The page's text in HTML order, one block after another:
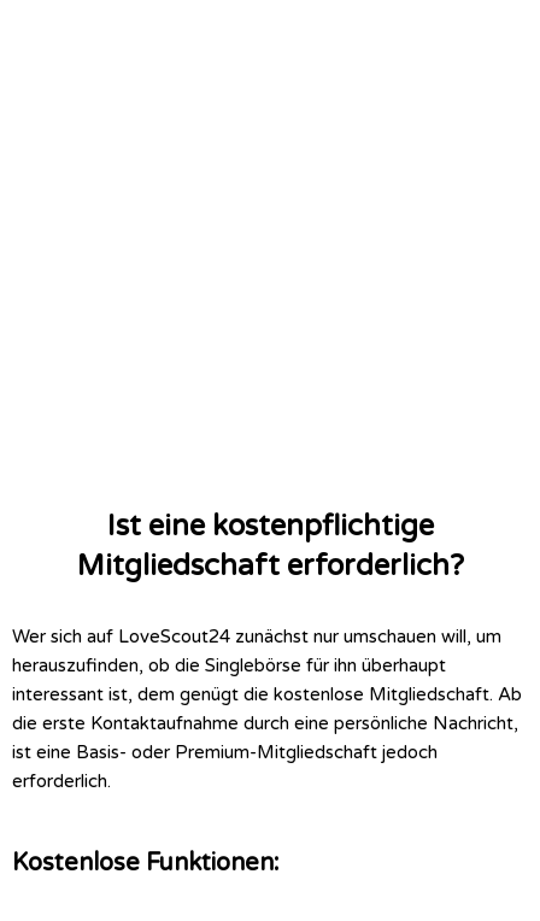
Ist eine kostenpflichtige
Mitgliedschaft erforderlich?
Wer sich auf LoveScout24 zunächst nur umschauen will, um
herauszufinden, ob die Singlebörse für ihn überhaupt
interessant ist, dem genügt die kostenlose Mitgliedschaft. Ab
die erste Kontaktaufnahme durch eine persönliche Nachricht,
ist eine Basis- oder Premium-Mitgliedschaft jedoch
erforderlich.
Kostenlose Funktionen: